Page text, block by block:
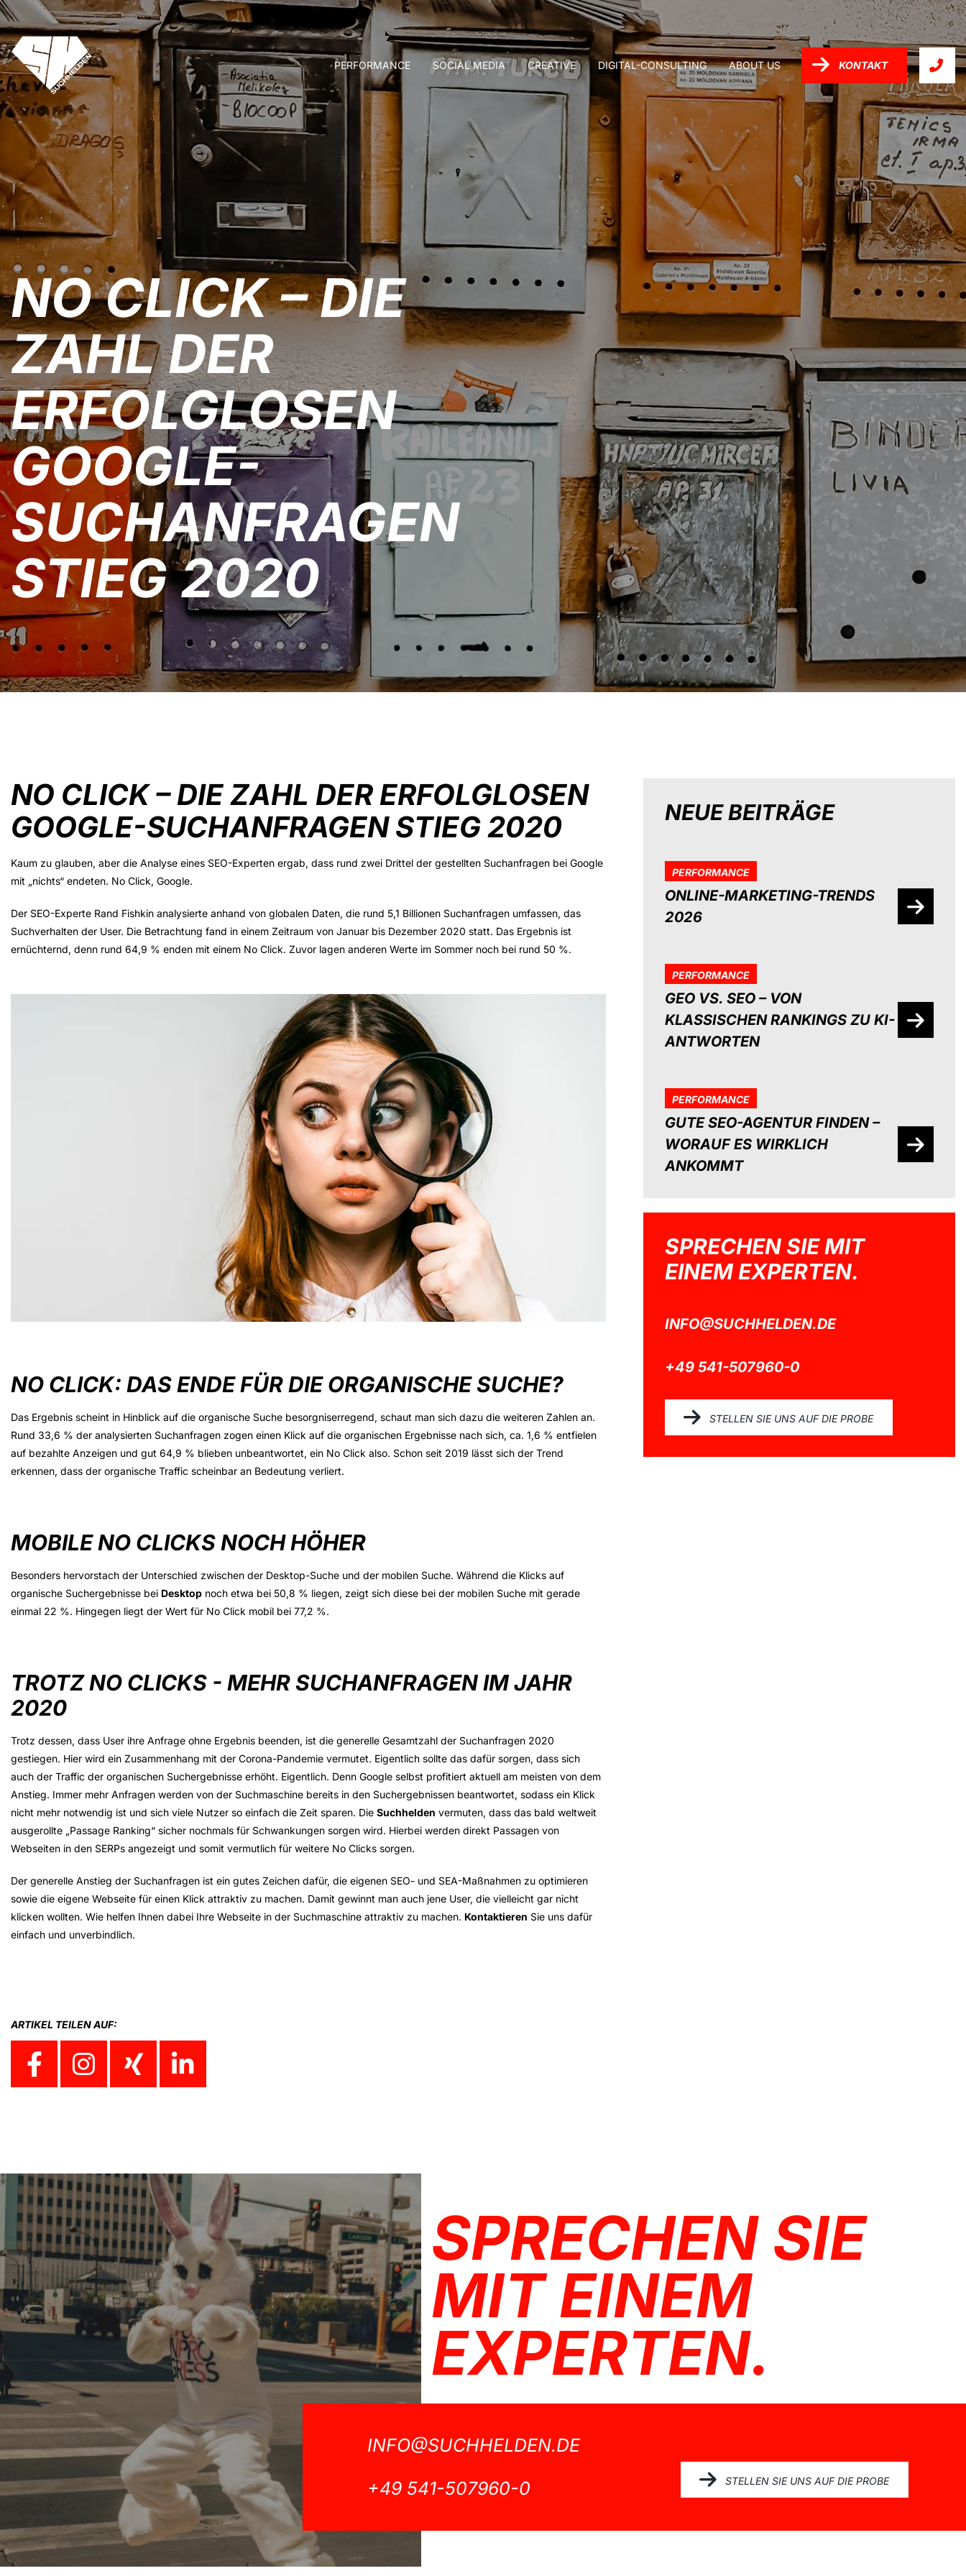
PERFORMANCE SOCIAL MEDIA CREATIVE DIGITAL-CONSULTING ABOUT US KONTAKT
NO CLICK – DIE
ZAHL DER
ERFOLGLOSEN
GOOGLE-
SUCHANFRAGEN
STIEG 2020
NO CLICK – DIE ZAHL DER ERFOLGLOSEN
GOOGLE-SUCHANFRAGEN STIEG 2020
Kaum zu glauben, aber die Analyse eines SEO-Experten ergab, dass rund zwei Drittel der gestellten Suchanfragen bei Google
mit „nichts“ endeten. No Click, Google.
Der SEO-Experte Rand Fishkin analysierte anhand von globalen Daten, die rund 5,1 Billionen Suchanfragen umfassen, das
Suchverhalten der User. Die Betrachtung fand in einem Zeitraum von Januar bis Dezember 2020 statt. Das Ergebnis ist
ernüchternd, denn rund 64,9 % enden mit einem No Click. Zuvor lagen anderen Werte im Sommer noch bei rund 50 %.
NO CLICK: DAS ENDE FÜR DIE ORGANISCHE SUCHE?
Das Ergebnis scheint in Hinblick auf die organische Suche besorgniserregend, schaut man sich dazu die weiteren Zahlen an.
Rund 33,6 % der analysierten Suchanfragen zogen einen Klick auf die organischen Ergebnisse nach sich, ca. 1,6 % entfielen
auf bezahlte Anzeigen und gut 64,9 % blieben unbeantwortet, ein No Click also. Schon seit 2019 lässt sich der Trend
erkennen, dass der organische Traffic scheinbar an Bedeutung verliert.
MOBILE NO CLICKS NOCH HÖHER
Besonders hervorstach der Unterschied zwischen der Desktop-Suche und der mobilen Suche. Während die Klicks auf
organische Suchergebnisse bei Desktop noch etwa bei 50,8 % liegen, zeigt sich diese bei der mobilen Suche mit gerade
einmal 22 %. Hingegen liegt der Wert für No Click mobil bei 77,2 %.
TROTZ NO CLICKS - MEHR SUCHANFRAGEN IM JAHR
2020
Trotz dessen, dass User ihre Anfrage ohne Ergebnis beenden, ist die generelle Gesamtzahl der Suchanfragen 2020
gestiegen. Hier wird ein Zusammenhang mit der Corona-Pandemie vermutet. Eigentlich sollte das dafür sorgen, dass sich
auch der Traffic der organischen Suchergebnisse erhöht. Eigentlich. Denn Google selbst profitiert aktuell am meisten von dem
Anstieg. Immer mehr Anfragen werden von der Suchmaschine bereits in den Suchergebnissen beantwortet, sodass ein Klick
nicht mehr notwendig ist und sich viele Nutzer so einfach die Zeit sparen. Die Suchhelden vermuten, dass das bald weltweit
ausgerollte „Passage Ranking“ sicher nochmals für Schwankungen sorgen wird. Hierbei werden direkt Passagen von
Webseiten in den SERPs angezeigt und somit vermutlich für weitere No Clicks sorgen.
Der generelle Anstieg der Suchanfragen ist ein gutes Zeichen dafür, die eigenen SEO- und SEA-Maßnahmen zu optimieren
sowie die eigene Webseite für einen Klick attraktiv zu machen. Damit gewinnt man auch jene User, die vielleicht gar nicht
klicken wollten. Wie helfen Ihnen dabei Ihre Webseite in der Suchmaschine attraktiv zu machen. Kontaktieren Sie uns dafür
einfach und unverbindlich.
ARTIKEL TEILEN AUF:
NEUE BEITRÄGE
PERFORMANCE
ONLINE-MARKETING-TRENDS
2026
PERFORMANCE
GEO VS. SEO – VON
KLASSISCHEN RANKINGS ZU KI-
ANTWORTEN
PERFORMANCE
GUTE SEO-AGENTUR FINDEN –
WORAUF ES WIRKLICH
ANKOMMT
SPRECHEN SIE MIT
EINEM EXPERTEN.
INFO@SUCHHELDEN.DE
+49 541-507960-0
STELLEN SIE UNS AUF DIE PROBE
SPRECHEN SIE
MIT EINEM
EXPERTEN.
INFO@SUCHHELDEN.DE
+49 541-507960-0
STELLEN SIE UNS AUF DIE PROBE